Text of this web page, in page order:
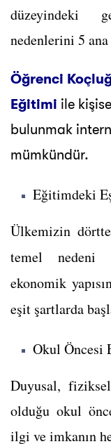
düzeyindeki
nedenlerini 5
Öğrenci
Eğitimi ile
bulunmak
mümkündür.
Eğitimdeki
Ülkemizin
temel
ekonomik
eşit şartlarda
Okul Öncesi
Duyusal,
olduğu okul
ilgi ve imkanın